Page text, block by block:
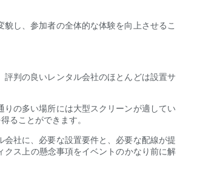
し、参加者の全体的な体験を向上させるこ
判の良いレンタル会社のほとんどは設置サ
の多い場所には大型スクリーンが適してい
ることができます。
社に、必要な設置要件と、必要な配線が提
ス上の懸念事項をイベントのかなり前に解